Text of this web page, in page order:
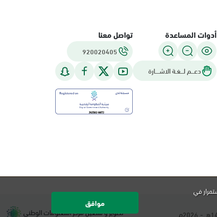
أدوات المساعدة
دعـــم لـــغـة الاشــــارة
تواصل معنا
920020405
هـ - 2026م. تطوير و تشغيل مركز المعلومات الوطني
في
موافق